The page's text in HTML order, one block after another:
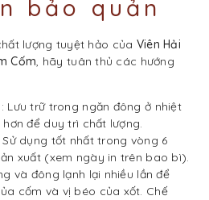
bảo quản
lượng tuyệt hảo của Viên Hải
Cốm, hãy tuân thủ các hướng
: Lưu trữ trong ngăn đông ở nhiệt
hơn để duy trì chất lượng.
Sử dụng tốt nhất trong vòng 6
xuất (xem ngày in trên bao bì).
và đông lạnh lại nhiều lần để
cốm và vị béo của xốt. Chế